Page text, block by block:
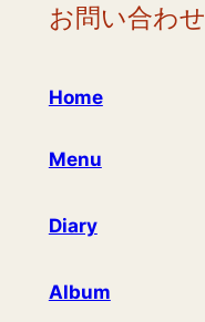
お問い合わせ
Home
Menu
Diary
Album